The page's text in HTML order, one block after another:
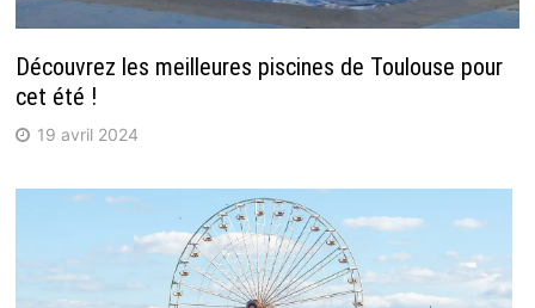
Découvrez les meilleures piscines de Toulouse pour
cet été !
19 avril 2024